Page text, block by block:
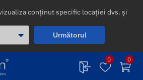
conținut specific locației dvs. și
Următorul
0 0